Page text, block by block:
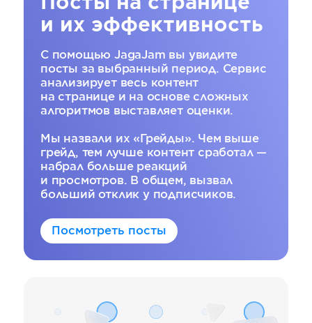
и их эффективность
С помощью JagaJam вы увидите
посты за выбранный период. Сервис
анализирует весь контент
на странице и на основе сложных
алгоритмов выставляет оценки.
Мы назвали их «Грейды». Чем выше
грейд, тем лучше контент сработал —
набрал больше реакций
и просмотров. В общем, вызвал
больший отклик у подписчиков.
Посмотреть посты